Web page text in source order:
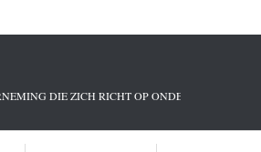
DIE ZICH RICHT OP ONDERZOEK EN